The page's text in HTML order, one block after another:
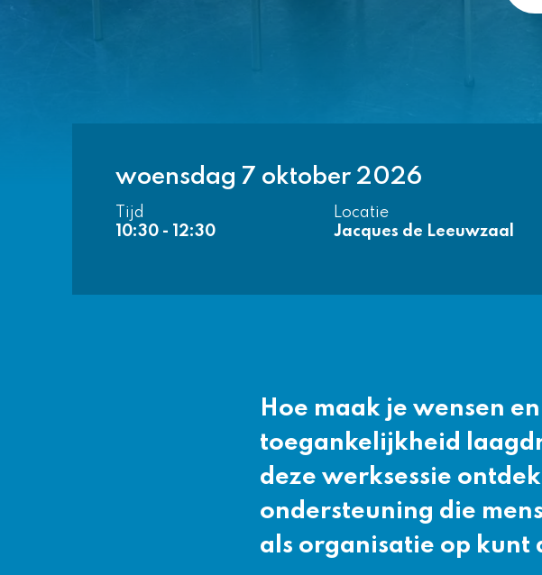
woensdag 7 oktober 2026
Tijd
10:30 - 12:30
Locatie
Jacques de Leeuwzaal
Hoe maak je wensen
toegankelijkheid
deze werksessie
ondersteuning die
als organisatie op kunt